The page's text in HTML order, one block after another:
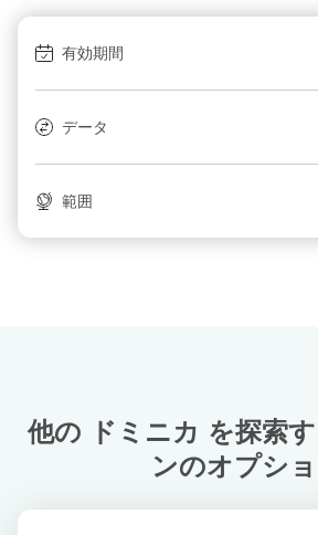
有効期間
データ
範囲
他の ドミニカ を探索
ンのオプシ